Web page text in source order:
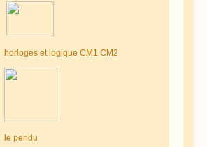
horloges et logique CM1 CM2
le pendu